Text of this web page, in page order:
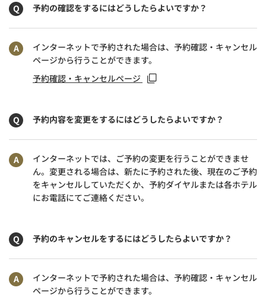
予約の確認をするにはどうしたらよいですか？
インターネットで予約された場合は、予約確認・キャンセル
ページから行うことができます。
予約確認・キャンセルページ
予約内容を変更をするにはどうしたらよいですか？
インターネットでは、ご予約の変更を行うことができませ
ん。変更される場合は、新たに予約された後、現在のご予約
をキャンセルしていただくか、予約ダイヤルまたは各ホテル
にお電話にてご連絡ください。
予約のキャンセルをするにはどうしたらよいですか？
インターネットで予約された場合は、予約確認・キャンセル
ページから行うことができます。